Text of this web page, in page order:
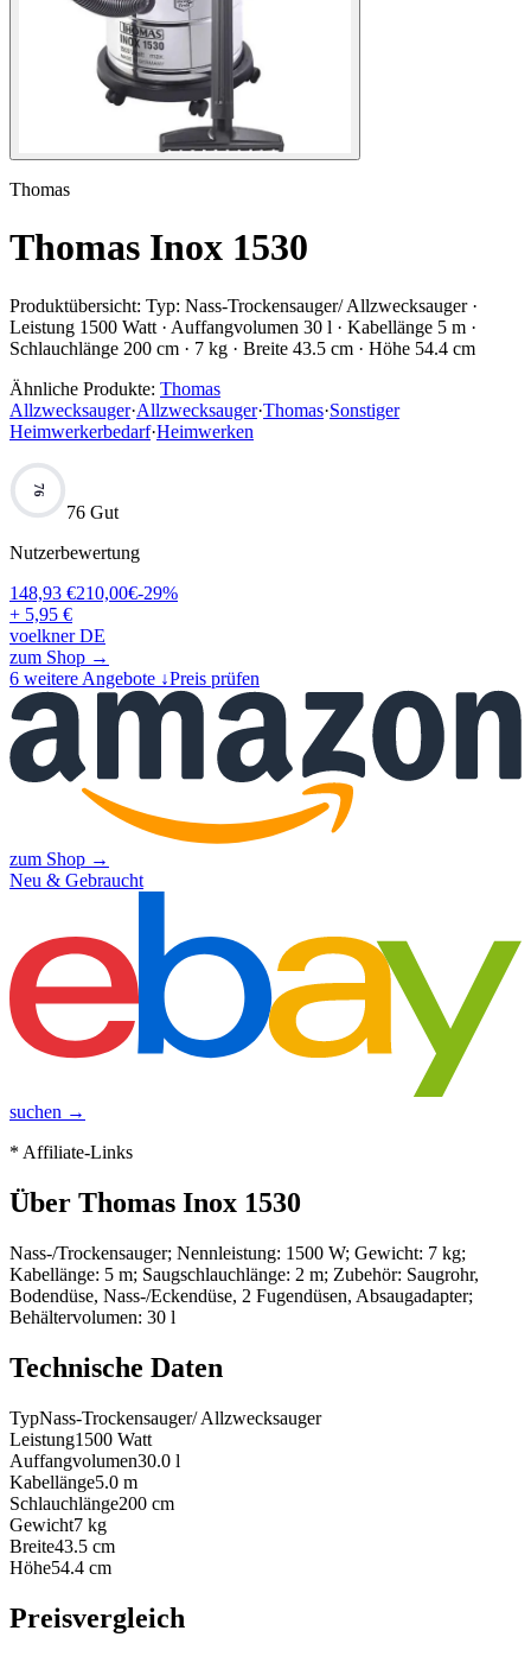
Thomas
Thomas Inox 1530
Produktübersicht: Typ: Nass-Trockensauger/ Allzwecksauger ·
Leistung 1500 Watt · Auffangvolumen 30 l · Kabellänge 5 m ·
Schlauchlänge 200 cm · 7 kg · Breite 43.5 cm · Höhe 54.4 cm
Ähnliche Produkte: Thomas
Allzwecksauger·Allzwecksauger·Thomas·Sonstiger
Heimwerkerbedarf·Heimwerken
76
76 Gut
Nutzerbewertung
148,93 €210,00€-29%
+ 5,95 €
voelkner DE
zum Shop →
6 weitere Angebote ↓Preis prüfen
zum Shop →
Neu & Gebraucht
suchen →
* Affiliate-Links
Über Thomas Inox 1530
Nass-/Trockensauger; Nennleistung: 1500 W; Gewicht: 7 kg;
Kabellänge: 5 m; Saugschlauchlänge: 2 m; Zubehör: Saugrohr,
Bodendüse, Nass-/Eckendüse, 2 Fugendüsen, Absaugadapter;
Behältervolumen: 30 l
Technische Daten
TypNass-Trockensauger/ Allzwecksauger
Leistung1500 Watt
Auffangvolumen30.0 l
Kabellänge5.0 m
Schlauchlänge200 cm
Gewicht7 kg
Breite43.5 cm
Höhe54.4 cm
Preisvergleich